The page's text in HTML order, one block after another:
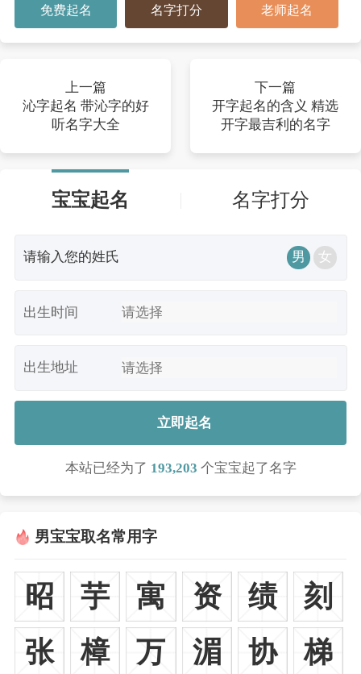
免费起名 名字打分 老师起名
上一篇
沁字起名 带沁字的好
听名字大全
下一篇
开字起名的含义 精选
开字最吉利的名字
宝宝起名 名字打分
男 女
出生时间
出生地址
立即起名
本站已经为了 193,203 个宝宝起了名字
男宝宝取名常用字
昭 芋 寓 资 绩
刻
张
樟 万 湄 协
梯